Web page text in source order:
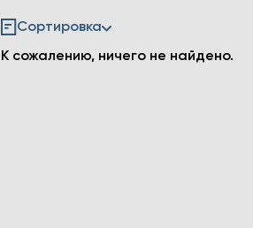
Сортировка
К сожалению, ничего не найдено.